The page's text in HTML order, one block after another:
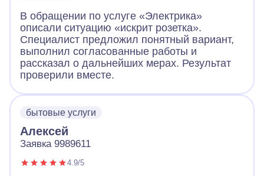
В обращении по услуге «Электрика»
описали ситуацию «искрит розетка».
Специалист предложил понятный вариант,
выполнил согласованные работы и
рассказал о дальнейших мерах. Результат
проверили вместе.
бытовые услуги
Алексей
Заявка 9989611
4.9/5